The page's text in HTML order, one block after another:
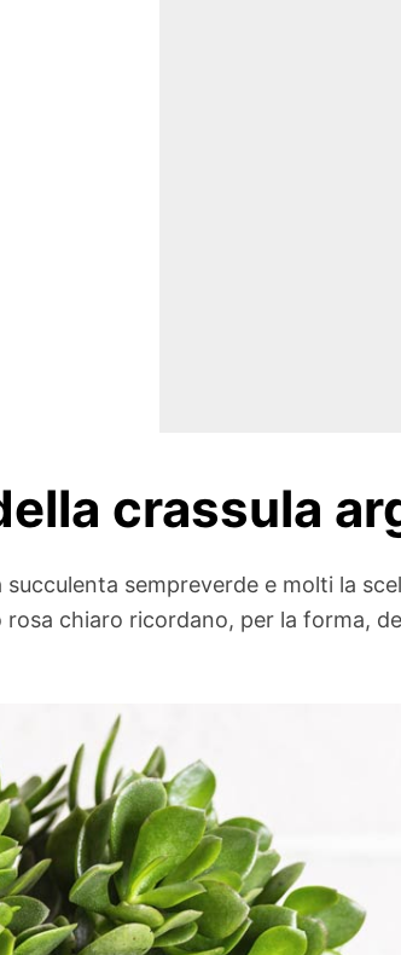
crassula
sempreverde e molti la
chiaro ricordano, per la forma,